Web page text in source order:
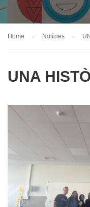
Home Notícies
UNA